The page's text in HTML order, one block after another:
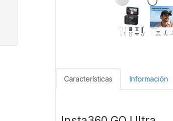
Características Información